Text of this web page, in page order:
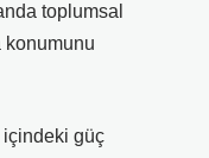
toplumsal
içindeki güç